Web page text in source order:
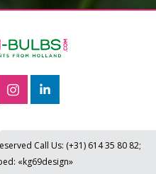
Call Us: (+31) 614 35 80 82;
«kg69design»